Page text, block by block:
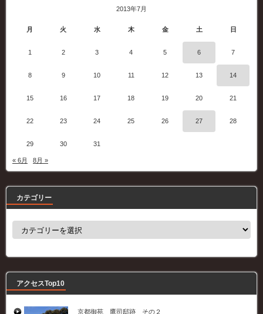
2013年7月
月 火 水 木 金 土 日
1 2 3 4 5 6 7
8 9 10 11 12 13 14
15 16 17 18 19 20 21
22 23 24 25 26 27 28
29 30 31
« 6月 8月 »
カテゴリー
ー
アクセスTop10
京都御苑 鷹司邸跡 その２